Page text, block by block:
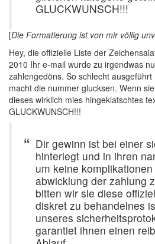
GLUCKWUNSCH!!!
[Die Formatierung ist von mir völlig
Hey, die offizielle Liste der
2010 Ihr e-mail wurde zu irgendwas
zahlengedöns. So schlecht
macht die nummer glucksen. Wenn
dieses wirklich mies hingeklatschtes
GLUCKWUNSCH!!!
Dir gewinn ist bei einer
hinterlegt und in ihren
um keine
abwicklung der zahlung
bitten wir sie diese
diskret zu behandelnes
unseres
garantiet ihnen einen